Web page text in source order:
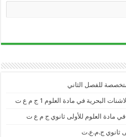
للفصل الثاني
مادة العلوم للأولى ثانوي ج م ع ت
ثانوي ج.م.ع.ت